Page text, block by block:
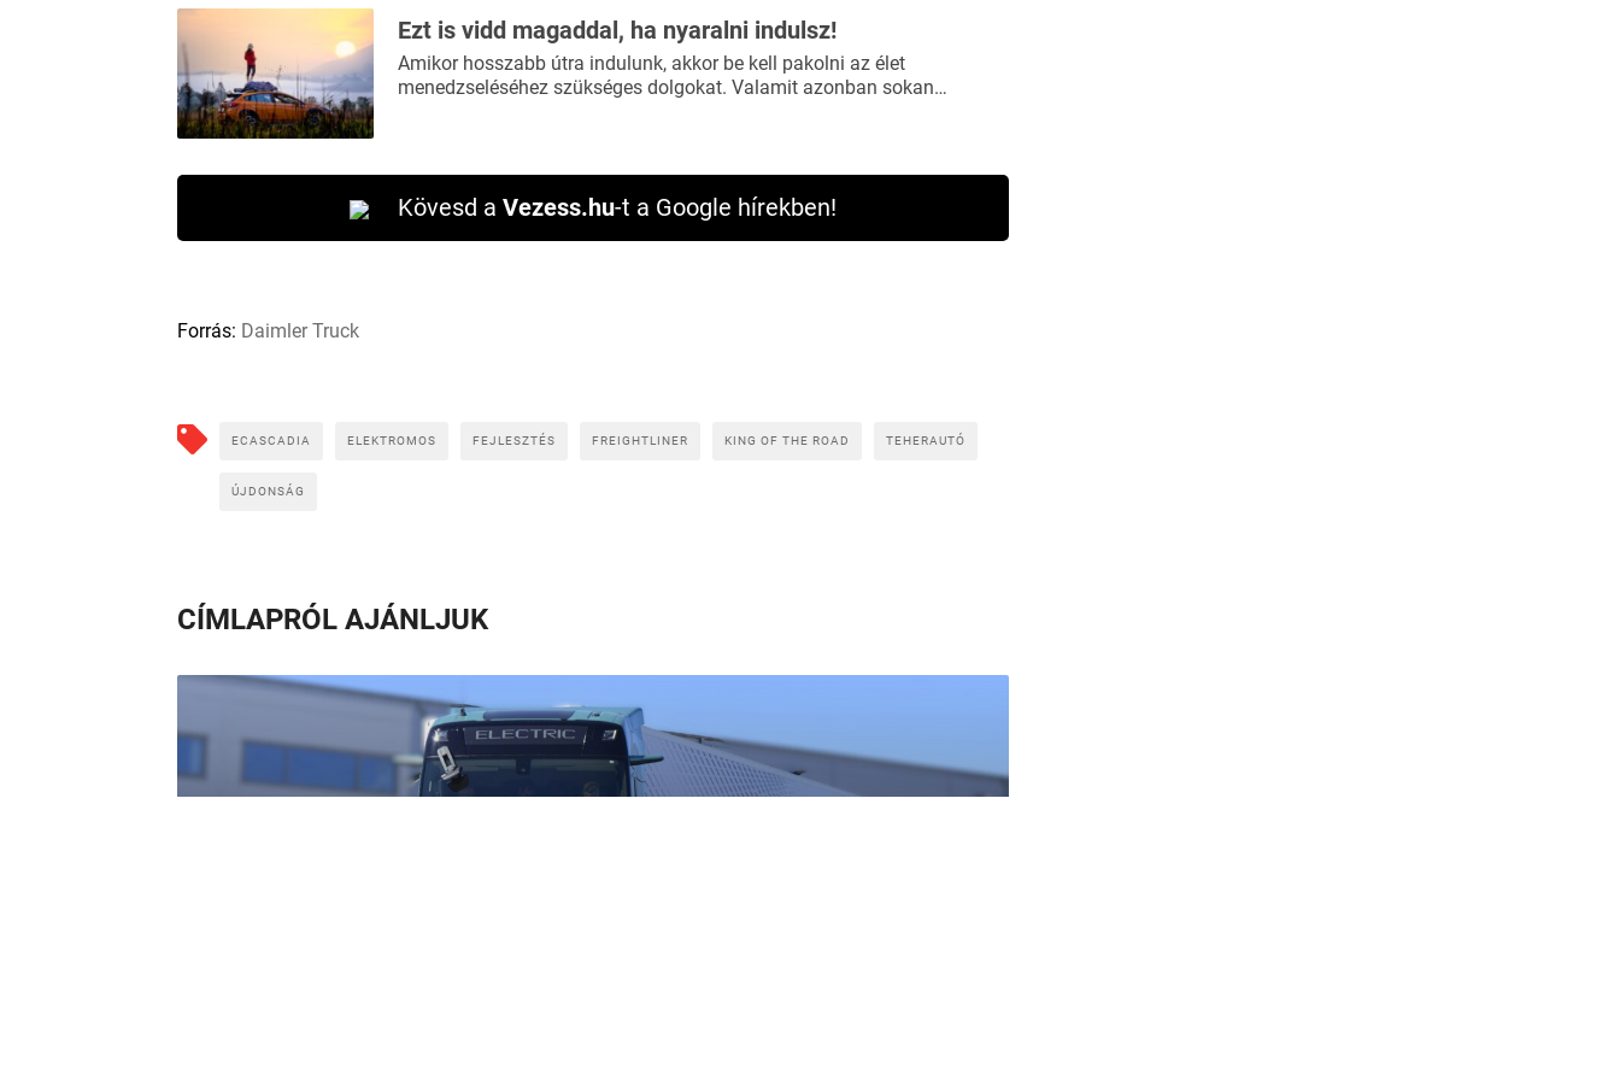
Ezt is vidd magaddal, ha nyaralni indulsz!
Amikor hosszabb útra indulunk, akkor be kell pakolni az élet
menedzseléséhez szükséges dolgokat. Valamit azonban sokan…
Kövesd a Vezess.hu-t a Google hírekben!
Forrás: Daimler Truck
ECASCADIA ELEKTROMOS FEJLESZTÉS FREIGHTLINER KING OF THE ROAD TEHERAUTÓ
ÚJDONSÁG
CÍMLAPRÓL AJÁNLJUK